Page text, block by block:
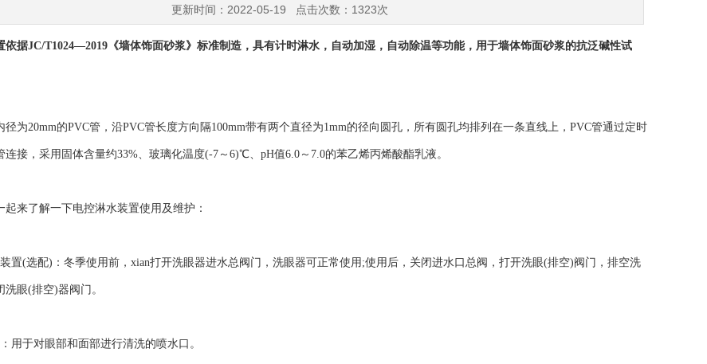
更新时间：2022-05-19 点击次数：1323次
依据JC/T1024—2019《墙体饰面砂浆》标准制造，具有计时淋水，自动加湿，自动除温等功能，用于墙体饰面砂浆的抗泛碱性试
20mm的PVC管，沿PVC管长度方向隔100mm带有两个直径为1mm的径向圆孔，所有圆孔均排列在一条直线上，PVC管通过定时
连接，采用固体含量约33%、玻璃化温度(-7～6)℃、pH值6.0～7.0的苯乙烯丙烯酸酯乳液。
来了解一下电控淋水装置使用及维护：
(选配)：冬季使用前，xian打开洗眼器进水总阀门，洗眼器可正常使用;使用后，关闭进水口总阀，打开洗眼(排空)阀门，排空洗
洗眼(排空)器阀门。
于对眼部和面部进行清洗的喷水口。